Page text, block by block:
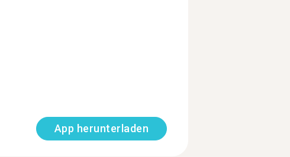
App herunterladen